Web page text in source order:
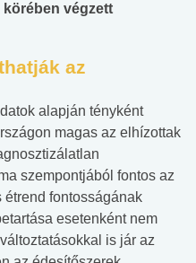
végzett
az
alapján tényként
magas az elhízottak
szempontjából fontos az
fontosságának
esetenként nem
is jár az